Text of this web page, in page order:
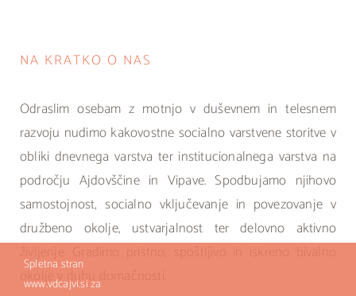
NA KRATKO O NAS
Odraslim osebam z motnjo v duševnem in telesnem
razvoju nudimo kakovostne socialno varstvene storitve v
obliki dnevnega varstva ter institucionalnega varstva na
področju Ajdovščine in Vipave. Spodbujamo njihovo
samostojnost, socialno vključevanje in povezovanje v
družbeno okolje, ustvarjalnost ter delovno aktivno
okolje v duhu domačnosti.
Spletna stran
www.vdcajvi.si za